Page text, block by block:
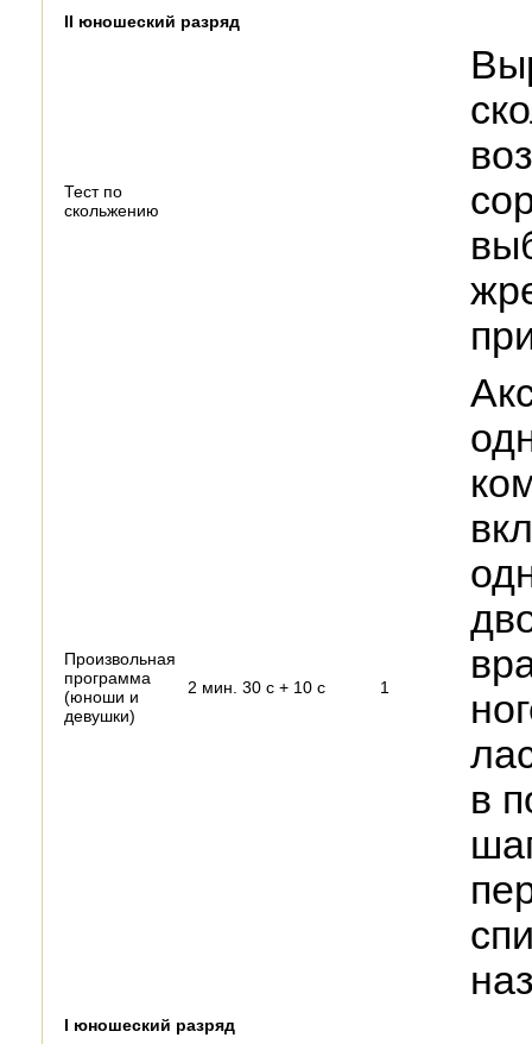
II юношеский разряд
Тест по
скольжению
Произвольная
программа
(юноши и
девушки)
2 мин. 30 с + 10 с 1
в
I юношеский разряд